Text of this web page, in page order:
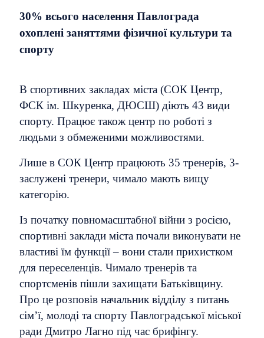
30% всього населення Павлограда
охоплені заняттями фізичної культури та
спорту
В спортивних закладах міста (СОК Центр,
ФСК ім. Шкуренка, ДЮСШ) діють 43 види
спорту. Працює також центр по роботі з
людьми з обмеженими можливостями.
Лише в СОК Центр працюють 35 тренерів, 3-
заслужені тренери, чимало мають вищу
категорію.
Із початку повномасштабної війни з росією,
спортивні заклади міста почали виконувати не
властиві їм функції – вони стали прихистком
для переселенців. Чимало тренерів та
спортсменів пішли захищати Батьківщину.
Про це розповів начальник відділу з питань
сім’ї, молоді та спорту Павлоградської міської
ради Дмитро Лагно під час брифінгу.